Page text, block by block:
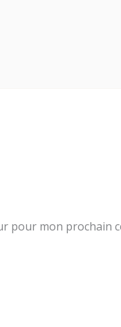
pour mon prochain